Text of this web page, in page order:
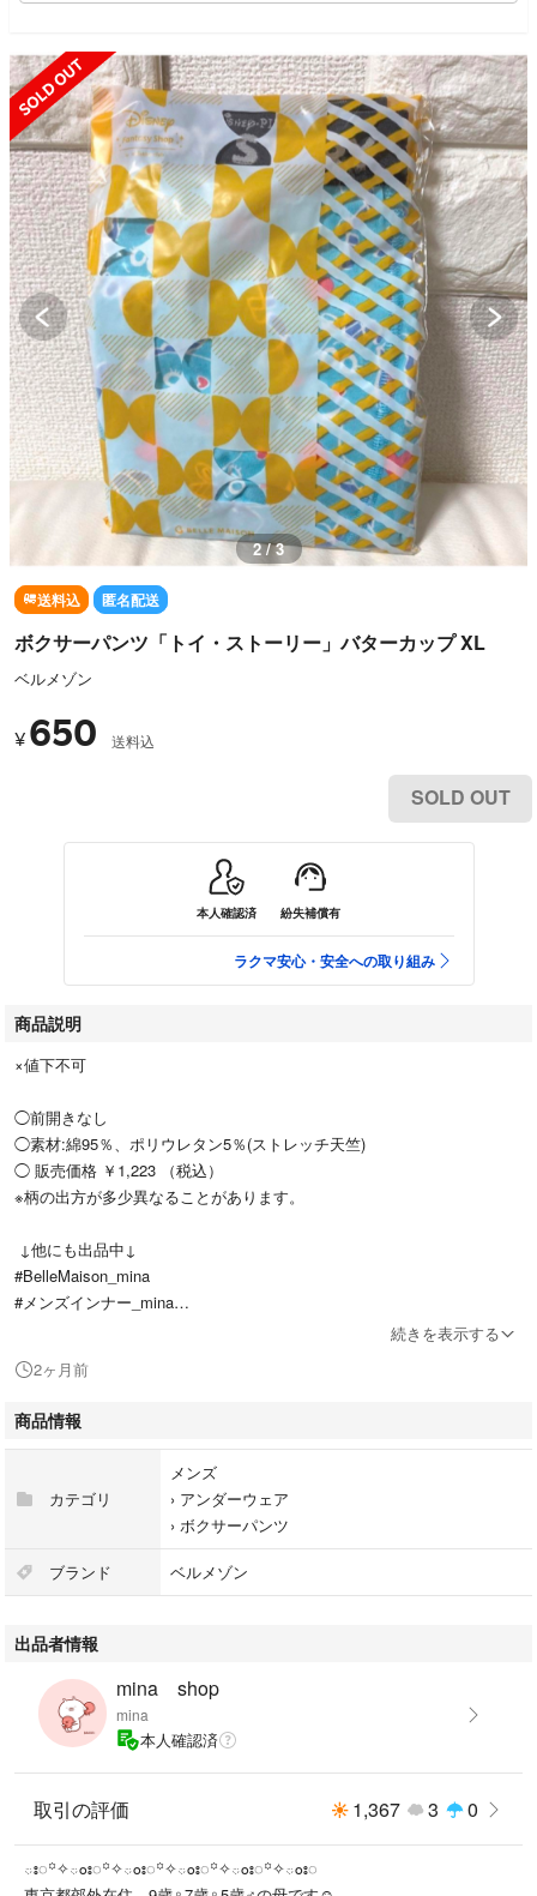
SOLD OUT
3 / 3
送料込 匿名配送
ボクサーパンツ「トイ・ストーリー」バターカップ XL
ベルメゾン
¥ 650 送料込
SOLD OUT
本人確認済 紛失補償有
ラクマ安心・安全への取り組み
商品説明
×値下不可
◯前開きなし
◯素材:綿95％、ポリウレタン5％(ストレッチ天竺)
◯ 販売価格 ￥1,223 （税込）
※柄の出方が多少異なることがあります。
↓他にも出品中↓
#BelleMaison_mina
#メンズインナー_mina
＊＊＊配送＊＊＊＊＊＊＊＊＊＊＊＊＊＊＊＊＊＊＊＊＊
ゆうパケットポストを予定しています。
未開封のこのまま茶封筒に入れて発送します。
開封時、ハサミやカッターで商品を傷つけないようご注意ください。
※急ぎの場合は購入前にコメントください！
＊＊＊＊＊＊＊＊＊＊＊＊＊＊＊＊＊＊＊＊＊＊＊＊＊＊
その他、質問やご要望は購入前にお願いします☺︎
ベルメゾン
Disneyディズニー
バターカップ
続きを表示する
2ヶ月前
商品情報
カテゴリ
メンズ
› アンダーウェア
› ボクサーパンツ
ブランド ベルメゾン
出品者情報
mina shop
mina
本人確認済
取引の評価 1,367 3 0
ః◌꙳✧ంః◌꙳✧ంః◌꙳✧ంః◌꙳✧ంః◌꙳✧ంః◌